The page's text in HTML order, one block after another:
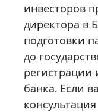
инвесторов
директора в
подготовки
до
регистрации
банка. Если